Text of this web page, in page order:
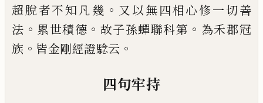
超脫者不知凡幾 。 又以無四相心修一切善
法 。 累世積德 。 故子孫蟬聯科第 。 為禾郡冠
族 。 皆金剛經證騐云 。
四句牢持